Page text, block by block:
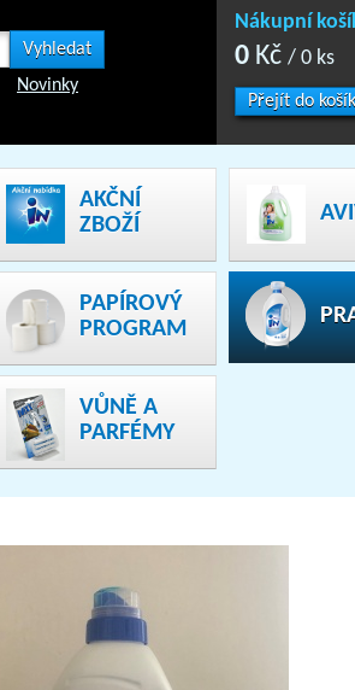
Novinky
Nákupní
0 Kč / 0 ks
Přejít do
AKČNÍ
ZBOŽÍ
PAPÍROVÝ
PROGRAM
VŮNĚ A
PARFÉMY